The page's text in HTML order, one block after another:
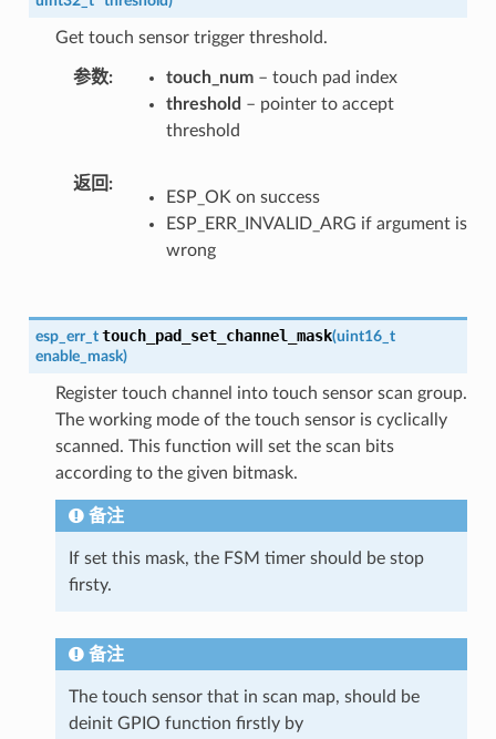
Get touch sensor trigger threshold.
参数 touch_num– touch pad index
threshold – pointer to accept
threshold
返回
ESP_OK on success
ESP_ERR_INVALID_ARG if argument is
wrong
esp_err_t touch_pad_set_channel_mask(uint16_t
enable_mask)
Register touch channel into touch sensor scan group.
The working mode of the touch sensor is cyclically
scanned. This function will set the scan bits
according to the given bitmask.
备注
If set this mask, the FSM timer should be stop
firsty.
备注
The touch sensor that in scan map, should be
deinit GPIO function firstly by